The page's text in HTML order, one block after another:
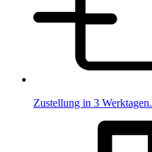
Zustellung in 3 Werktagen.